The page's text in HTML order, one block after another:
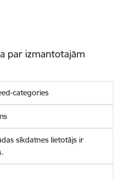
par izmantotajām
categories
sīkdatnes lietotājs ir